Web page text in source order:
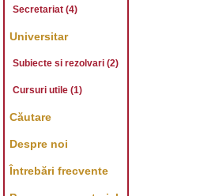
Secretariat (4)
Universitar
Subiecte si rezolvari (2)
Cursuri utile (1)
Căutare
Despre noi
Întrebări frecvente